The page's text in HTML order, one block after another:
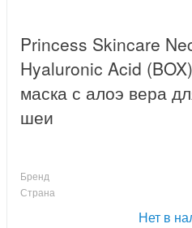
Princess Skincare
Hyaluronic Acid
маска с алоэ вера
шеи
Бренд
Страна
Нет в